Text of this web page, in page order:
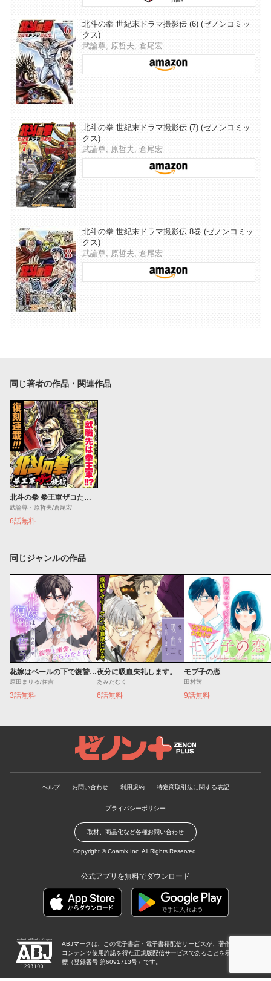
北斗の拳 世紀末ドラマ撮影伝 (6) (ゼノンコミッ
クス)
武論尊, 原哲夫, 倉尾宏
北斗の拳 世紀末ドラマ撮影伝 (7) (ゼノンコミッ
クス)
武論尊, 原哲夫, 倉尾宏
北斗の拳 世紀末ドラマ撮影伝 8巻 (ゼノンコミッ
クス)
武論尊, 原哲夫, 倉尾宏
同じ著者の作品・関連作品
北斗の拳 拳王軍ザコたちの挽歌
武論尊・原哲夫/倉尾宏
6話無料
同じジャンルの作品
花嫁はベールの下で復讐を誓う
原田まりる/住吉
3話無料
夜分に吸血失礼します。
あみだむく
6話無料
モブ子の恋
田村茜
9話無料
ゼノンプラス
ヘルプ お問い合わせ 利用規約 特定商取引法に関する表記
プライバシーポリシー
取材、商品化など各種お問い合わせ
Copyright ©Coamix Inc. All Rights Reserved.
公式アプリを無料でダウンロード
ABJマークは、この電子書店・電子書籍配信サービスが、著作権者から
コンテンツ使用許諾を得た正規版配信サービスであることを示す登録商
標（登録番号 第6091713号）です。